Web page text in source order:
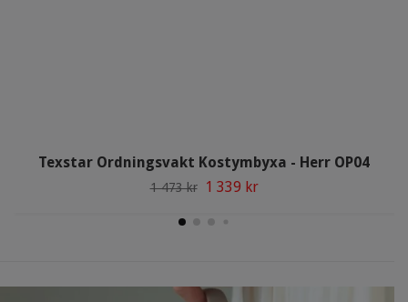
Texstar Ordningsvakt Kostymbyxa - Herr OP04
1 473 kr 1 339 kr